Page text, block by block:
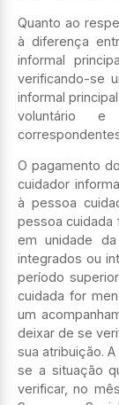
Quanto ao
à diferença
informal
verificando-se
informal
voluntário e
O pagamento
cuidador
à pessoa
pessoa cuidada
em unidade
integrados ou
período
cuidada for
um
deixar de se
sua atribuição.
se a situação
verificar, no